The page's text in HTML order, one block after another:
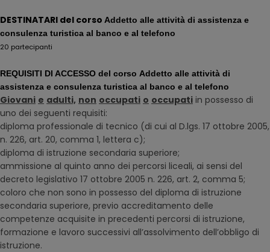
DESTINATARI del corso Addetto alle attività di assistenza e
consulenza turistica al banco e al telefono
20 partecipanti
REQUISITI DI ACCESSO del corso Addetto alle attività di
assistenza e consulenza turistica al banco e al telefono
Giovani e adulti, non occupati o occupati in possesso di
uno dei seguenti requisiti:
diploma professionale di tecnico (di cui al D.lgs. 17 ottobre 2005,
n. 226, art. 20, comma 1, lettera c);
diploma di istruzione secondaria superiore;
ammissione al quinto anno dei percorsi liceali, ai sensi del
decreto legislativo 17 ottobre 2005 n. 226, art. 2, comma 5;
coloro che non sono in possesso del diploma di istruzione
secondaria superiore, previo accreditamento delle
competenze acquisite in precedenti percorsi di istruzione,
formazione e lavoro successivi all’assolvimento dell’obbligo di
istruzione.